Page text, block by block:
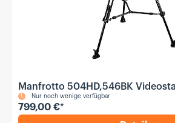
Manfrotto 504HD,546BK
Nur noch wenige verfügbar
799,00 €*